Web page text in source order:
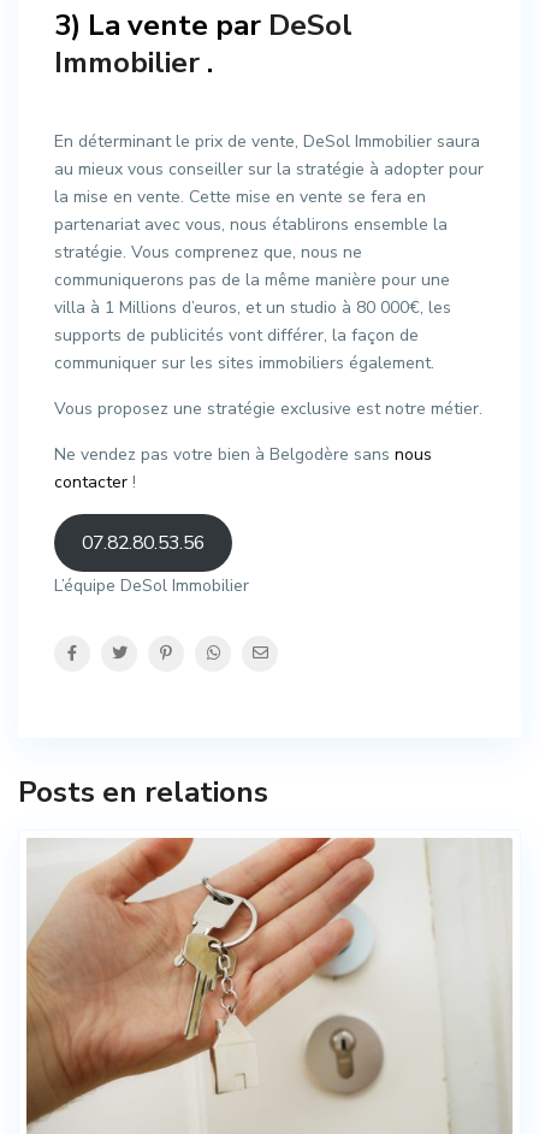
3) La vente par DeSol
Immobilier .
En déterminant le prix de vente, DeSol Immobilier saura
au mieux vous conseiller sur la stratégie à adopter pour
la mise en vente. Cette mise en vente se fera en
partenariat avec vous, nous établirons ensemble la
stratégie. Vous comprenez que, nous ne
communiquerons pas de la même manière pour une
villa à 1 Millions d’euros, et un studio à 80 000€, les
supports de publicités vont différer, la façon de
communiquer sur les sites immobiliers également.
Vous proposez une stratégie exclusive est notre métier.
Ne vendez pas votre bien à Belgodère sans nous
contacter !
07.82.80.53.56
L’équipe DeSol Immobilier
Posts en relations